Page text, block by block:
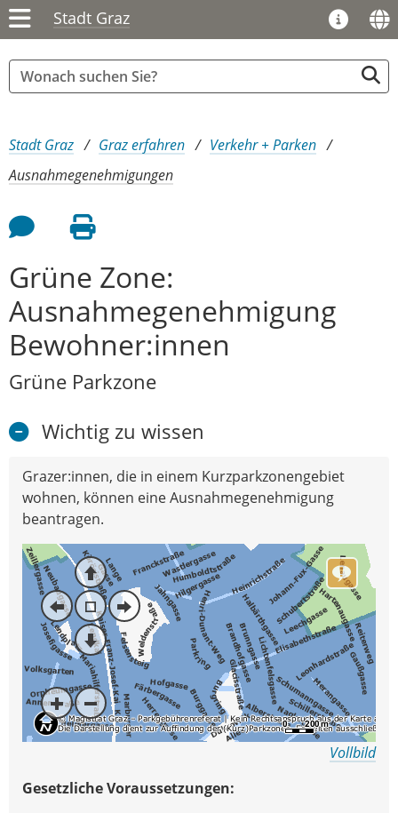
Stadt Graz
Sie sind hier:
Stadt Graz Graz erfahren
Verkehr + Parken
Ausnahmegenehmigungen
Feedback an Autor
Seite drucken
Grüne Zone:
Ausnahmegenehmigung
Bewohner:innen
Grüne Parkzone
Wichtig zu wissen
Grazer:innen, die in einem Kurzparkzonengebiet
wohnen, können eine Ausnahmegenehmigung
beantragen.
Vollbild
Gesetzliche Voraussetzungen: